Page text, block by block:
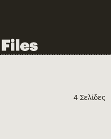
4 Σελίδες